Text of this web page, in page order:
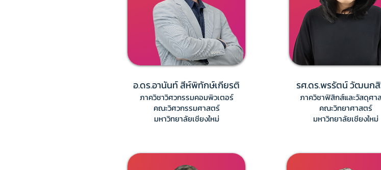
อ.ดร.อานันท์ สีห์พิทักษ์เกียรติ
ภาควิชาวิศวกรรมคอมพิวเตอร์
คณะวิศวกรรมศาสตร์
มหาวิทยาลัยเชียงใหม่
รศ.ดร.พรรัตน์ วัฒนก
ภาควิชาฟิสิกส์และวัสดุศา
คณะวิทยาศาสตร์
มหาวิทยาลัยเชียงใหม่